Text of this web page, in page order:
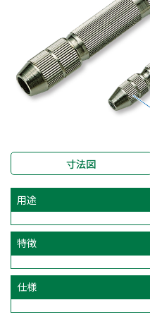
寸法図
用途
特徴
仕様